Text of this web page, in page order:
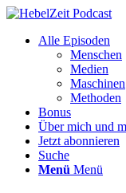
Alle Episoden
Menschen
Medien
Maschinen
Methoden
Bonus
Über mich und
Jetzt abonnieren
Suche
Menü Menü